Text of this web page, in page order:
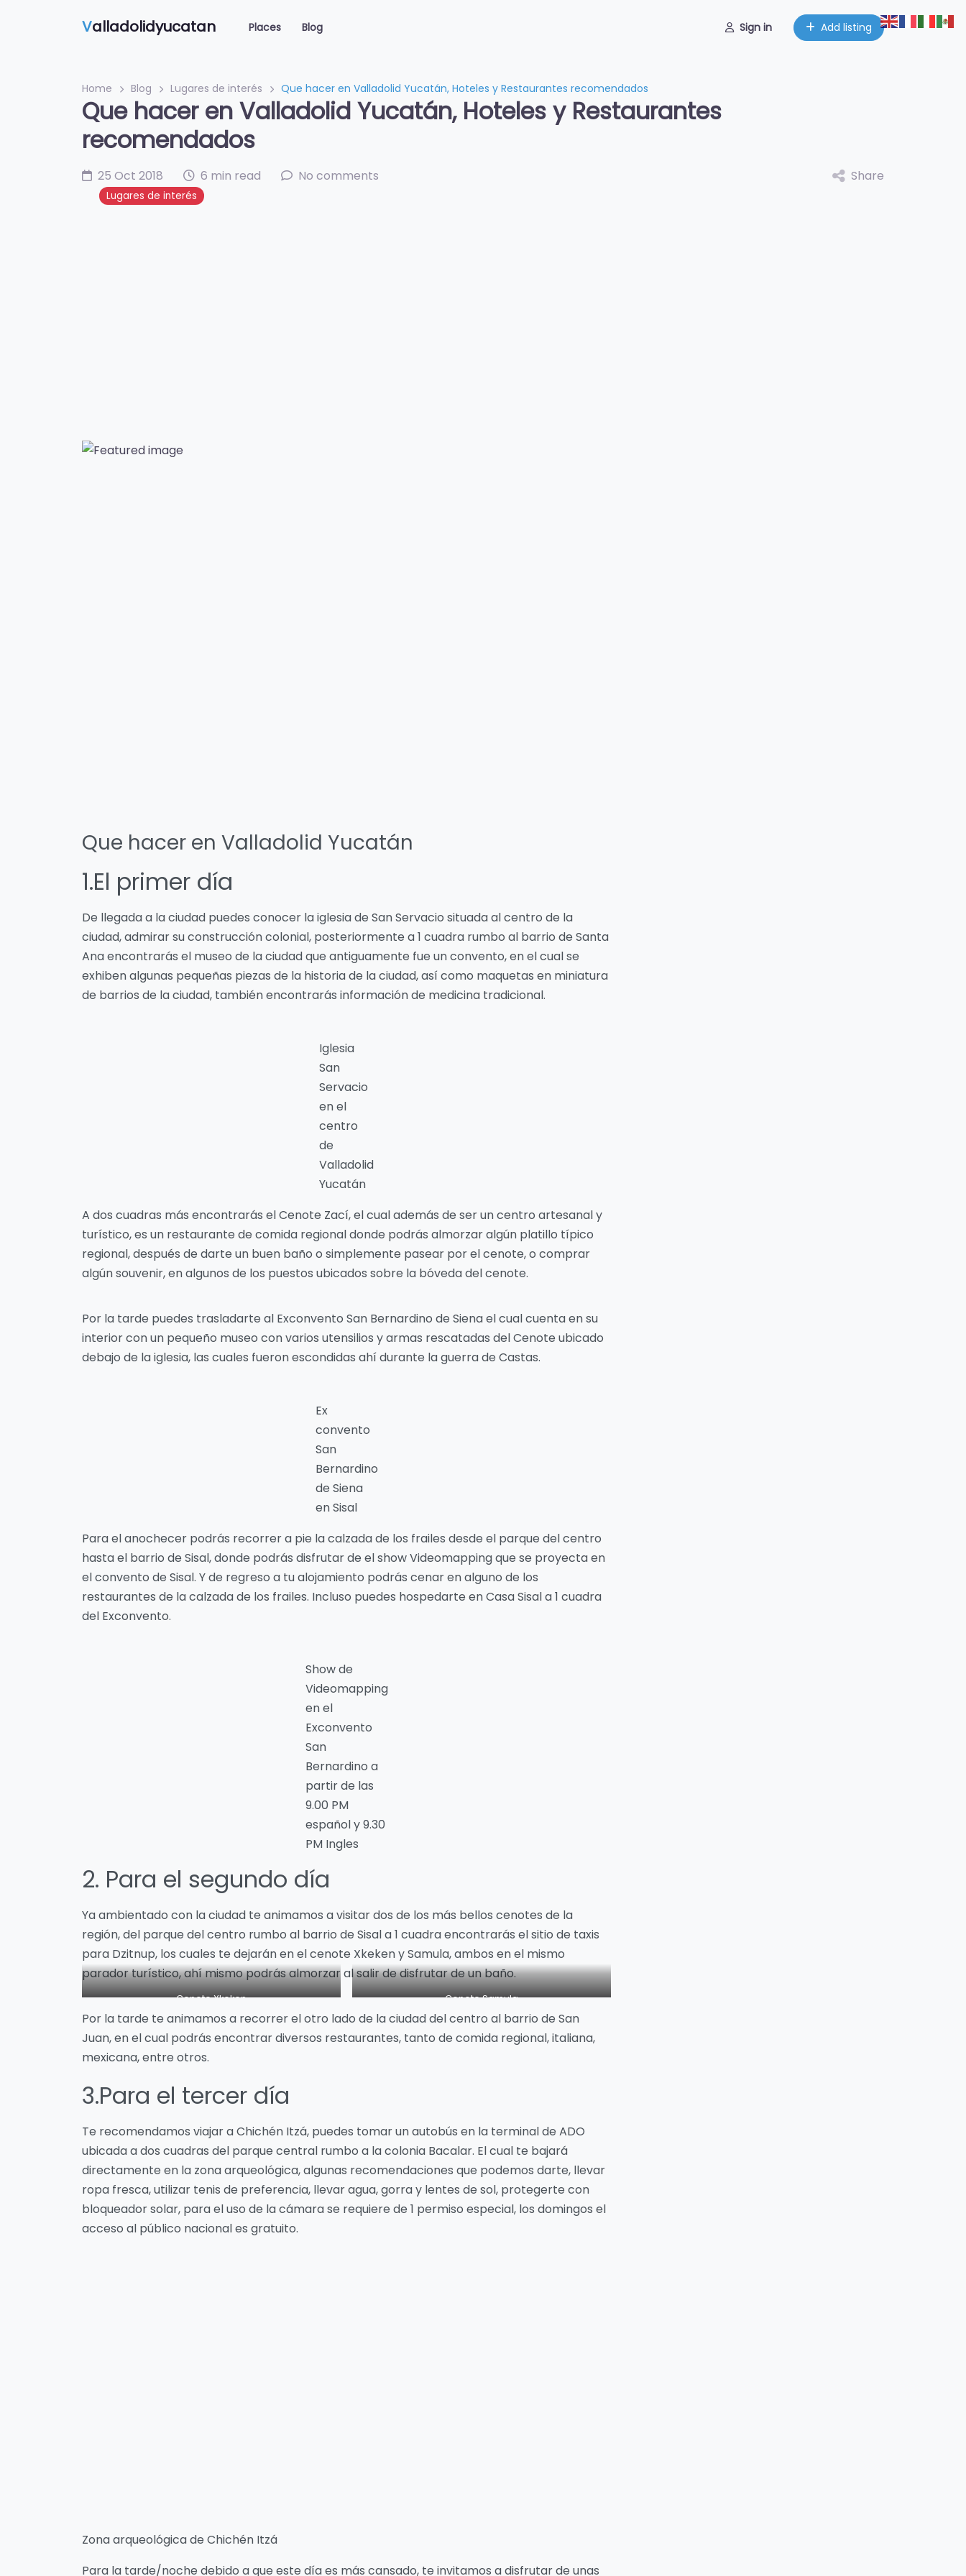
Valladolidyucatan Places Blog Sign in Add listing
Home Blog Lugares de interés Que hacer en Valladolid Yucatán, Hoteles y Restaurantes recomendados
Que hacer en Valladolid Yucatán, Hoteles y Restaurantes
recomendados
25 Oct 2018 6 min read No comments
Lugares de interés
Share
Que hacer en Valladolid Yucatán
1.El primer día
De llegada a la ciudad puedes conocer la iglesia de San Servacio situada al centro de la
ciudad, admirar su construcción colonial, posteriormente a 1 cuadra rumbo al barrio de Santa
Ana encontrarás el museo de la ciudad que antiguamente fue un convento, en el cual se
exhiben algunas pequeñas piezas de la historia de la ciudad, así como maquetas en miniatura
de barrios de la ciudad, también encontrarás información de medicina tradicional.
Iglesia
San
Servacio
en el
centro
de
Valladolid
Yucatán
A dos cuadras más encontrarás el Cenote Zací, el cual además de ser un centro artesanal y
turístico, es un restaurante de comida regional donde podrás almorzar algún platillo típico
regional, después de darte un buen baño o simplemente pasear por el cenote, o comprar
algún souvenir, en algunos de los puestos ubicados sobre la bóveda del cenote.
Por la tarde puedes trasladarte al Exconvento San Bernardino de Siena el cual cuenta en su
interior con un pequeño museo con varios utensilios y armas rescatadas del Cenote ubicado
debajo de la iglesia, las cuales fueron escondidas ahí durante la guerra de Castas.
Ex
convento
San
Bernardino
de Siena
en Sisal
Para el anochecer podrás recorrer a pie la calzada de los frailes desde el parque del centro
hasta el barrio de Sisal, donde podrás disfrutar de el show Videomapping que se proyecta en
el convento de Sisal. Y de regreso a tu alojamiento podrás cenar en alguno de los
restaurantes de la calzada de los frailes. Incluso puedes hospedarte en Casa Sisal a 1 cuadra
del Exconvento.
Show de
Videomapping
en el
Exconvento
San
Bernardino a
partir de las
9.00 PM
español y 9.30
PM Ingles
2. Para el segundo día
Ya ambientado con la ciudad te animamos a visitar dos de los más bellos cenotes de la
región, del parque del centro rumbo al barrio de Sisal a 1 cuadra encontrarás el sitio de taxis
para Dzitnup, los cuales te dejarán en el cenote Xkeken y Samula, ambos en el mismo
parador turístico, ahí mismo podrás almorzar al salir de disfrutar de un baño.
Cenote Xkeken Cenote Samula
Por la tarde te animamos a recorrer el otro lado de la ciudad del centro al barrio de San
Juan, en el cual podrás encontrar diversos restaurantes, tanto de comida regional, italiana,
mexicana, entre otros.
3.Para el tercer día
Te recomendamos viajar a Chichén Itzá, puedes tomar un autobús en la terminal de ADO
ubicada a dos cuadras del parque central rumbo a la colonia Bacalar. El cual te bajará
directamente en la zona arqueológica, algunas recomendaciones que podemos darte, llevar
ropa fresca, utilizar tenis de preferencia, llevar agua, gorra y lentes de sol, protegerte con
bloqueador solar, para el uso de la cámara se requiere de 1 permiso especial, los domingos el
acceso al público nacional es gratuito.
cuadra antes del parque de la candelaria se encuentra el paradero de taxis que te llevarán a
la Zona arqueológica. Te comentamos las mismas recomendaciones que en la Zona